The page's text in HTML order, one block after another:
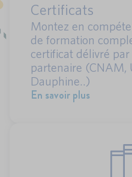
Certificats
Montez en
de formation
certificat délivré
partenaire (CNAM,
Dauphine..)
En savoir plus